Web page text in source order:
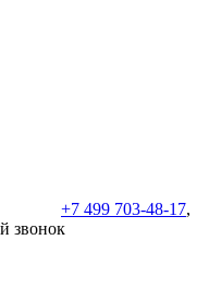
+7 499 703-48-17,
звонок